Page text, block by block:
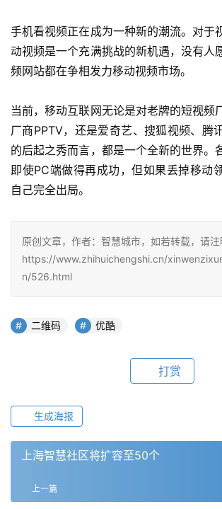
手机看视频正在成为一种新的潮流。对于
动视频是一个充满挑战的新机遇，没有人
频网站都在争相发力移动视频市场。
当前，移动互联网无论是对老牌的短视频
厂商PPTV，还是爱奇艺、搜狐视频、腾
的后起之秀而言，都是一个全新的世界。
即使PC端做得再成功，但如果丢掉移动
自己完全出局。
原创文章，作者：智慧城市，如若转载，请注
https://www.zhihuichengshi.cn/
n/526.html
二维码 优酷
打赏
生成海报
上海智慧社区将扩容至50个
上一篇